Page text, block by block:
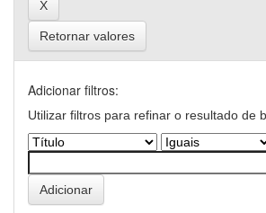
Retornar valores
Adicionar filtros:
Utilizar filtros para refinar o resultado de